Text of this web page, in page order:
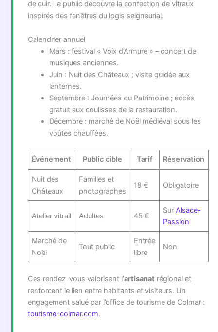
de cuir. Le public découvre la confection de vitraux
inspirés des fenêtres du logis seigneurial.
Calendrier annuel
Mars : festival « Voix d’Armure » – concert de
musiques anciennes.
Juin : Nuit des Châteaux ; visite guidée aux
lanternes.
Septembre : Journées du Patrimoine ; accès
gratuit aux coulisses de la restauration.
Décembre : marché de Noël médiéval sous les
voûtes chauffées.
Événement Public cible Tarif Réservation
Nuit des
Châteaux
Familles et
photographes
18 € Obligatoire
Atelier vitrail Adultes 45 €
SurAlsace-
Passion
Marché de
Noël
Tout public
Entrée
libre
Non
Ces rendez-vous valorisent l’artisanat régional et
renforcent le lien entre habitants et visiteurs. Un
engagement salué par l’office de tourisme de Colmar :
tourisme-colmar.com.